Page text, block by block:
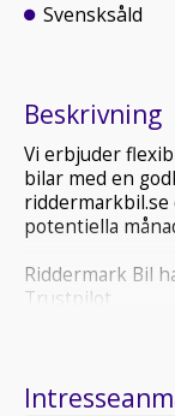
Svensksåld
Beskrivning
Vi erbjuder
bilar med en
potentiella
Riddermark Bil
Trustpilot
hemleverans i
Renault Clio 1.2